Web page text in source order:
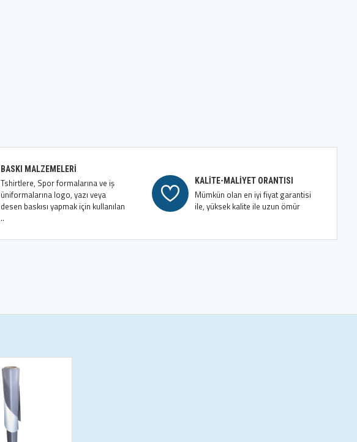
BASKI MALZEMELERI
Tshirtlere, Spor formalarına ve iş
üniformalarına logo, yazı veya
desen baskısı yapmak için kullanılan
..
KALİTE-MALİYET ORANTISI
Mümkün olan en iyi fiyat garantisi
ile, yüksek kalite ile uzun ömür